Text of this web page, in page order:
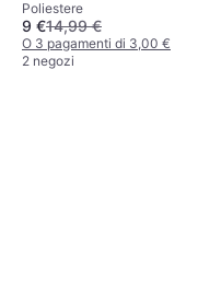
Poliestere
9 €14,99 €
O 3 pagamenti di 3,00 €
2 negozi